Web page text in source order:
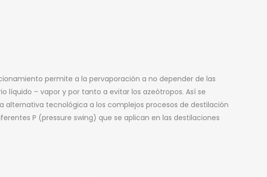
permite a la pervaporación a no depender de las
líquido – vapor y por tanto a evitar los azeótropos. Así se
alternativa tecnológica a los complejos procesos de destilación
P (pressure swing) que se aplican en las destilaciones